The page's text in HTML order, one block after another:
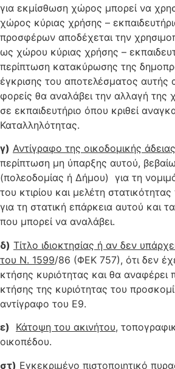
για εκμίσθωση χώρος μπορεί να
χώρος κύριας χρήσης –
προσφέρων αποδέχεται την
ως χώρου κύριας χρήσης –
περίπτωση κατακύρωσης της
έγκρισης του αποτελέσματος αυτής
φορείς θα αναλάβει την αλλαγή της
σε εκπαιδευτήριο όπου κριθεί
Καταλληλότητας.
γ) Αντίγραφο της οικοδομικής άδειας
περίπτωση μη ύπαρξης αυτού,
(πολεοδομίας ή Δήμου) για τη
του κτιρίου και μελέτη
για τη στατική επάρκεια αυτού και
που μπορεί να αναλάβει.
δ) Τίτλο ιδιοκτησίας ή αν δεν
του Ν. 1599/86 (ΦΕΚ 757), ότι δεν
κτήσης κυριότητας και θα αναφέρει
κτήσης της κυριότητας του
αντίγραφο του Ε9.
ε)
Κάτοψη του ακινήτου,
οικοπέδου.
στ) Εγκεκριμένο πιστοποιητικό